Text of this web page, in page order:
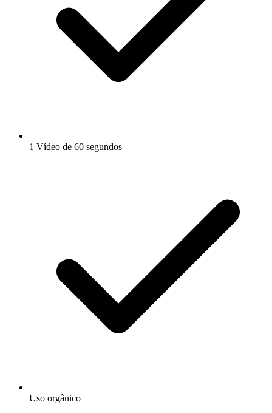
1 Vídeo de 60 segundos
Uso orgânico